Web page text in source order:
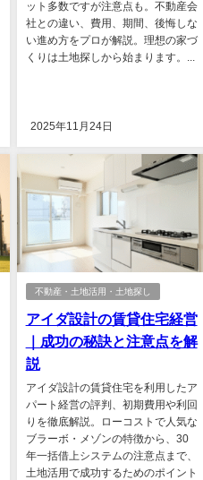
ット多数ですが注意点も。不動産会
社との違い、費用、期間、後悔しな
い進め方をプロが解説。理想の家づ
くりは土地探しから始まります。...
2025年11月24日
不動産・土地活用・土地探し
アイダ設計の賃貸住宅経営
｜成功の秘訣と注意点を解
説
アイダ設計の賃貸住宅を利用したア
パート経営の評判、初期費用や利回
りを徹底解説。ローコストで人気な
ブラーボ・メゾンの特徴から、30
年一括借上システムの注意点まで、
土地活用で成功するためのポイント